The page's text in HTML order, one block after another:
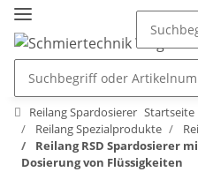
Reilang Spardosierer Startseite
Reilang Spezialprodukte
Reilang RSD Spardosierer
Dosierung von Flüssigkeiten